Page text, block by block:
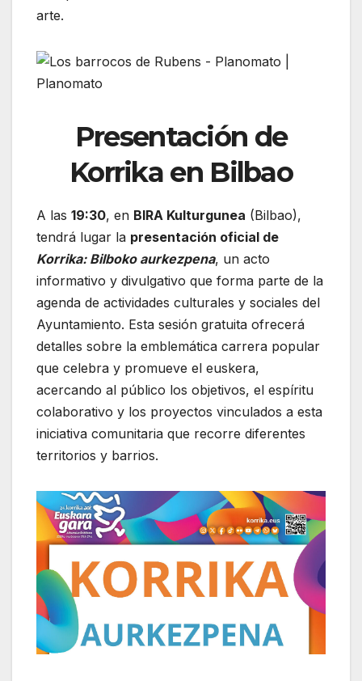
arte.
Presentación de
Korrika en Bilbao
A las 19:30, en BIRA Kulturgunea (Bilbao),
tendrá lugar la presentación oficial de
Korrika: Bilboko aurkezpena, un acto
informativo y divulgativo que forma parte de la
agenda de actividades culturales y sociales del
Ayuntamiento. Esta sesión gratuita ofrecerá
detalles sobre la emblemática carrera popular
que celebra y promueve el euskera,
acercando al público los objetivos, el espíritu
colaborativo y los proyectos vinculados a esta
iniciativa comunitaria que recorre diferentes
territorios y barrios.